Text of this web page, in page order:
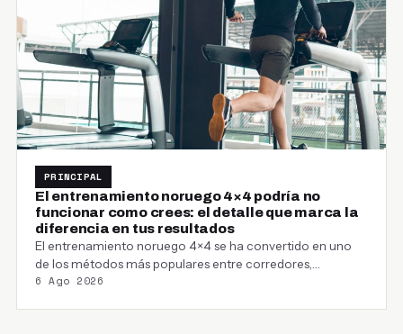
PRINCIPAL
El entrenamiento noruego 4×4 podría no
funcionar como crees: el detalle que marca la
diferencia en tus resultados
El entrenamiento noruego 4×4 se ha convertido en uno
de los métodos más populares entre corredores,…
6 Ago 2026